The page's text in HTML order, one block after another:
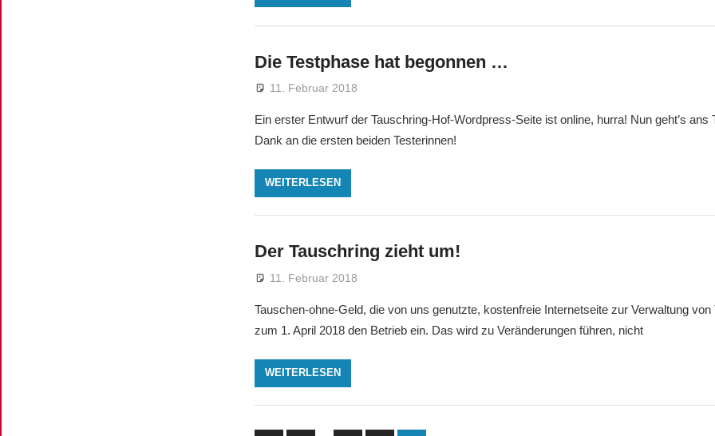
Die Testphase hat begonnen …
11. Februar 2018
Ein erster Entwurf der Tauschring-Hof-Wordpress-Seite ist online, hurra! Nun geht’s ans
Dank an die ersten beiden Testerinnen!
WEITERLESEN
Der Tauschring zieht um!
11. Februar 2018
Tauschen-ohne-Geld, die von uns genutzte, kostenfreie Internetseite zur Verwaltung von
zum 1. April 2018 den Betrieb ein. Das wird zu Veränderungen führen, nicht
WEITERLESEN